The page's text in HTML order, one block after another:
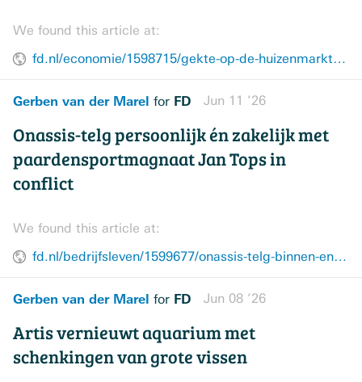
We found this article at:
fd.nl/economie/1598715/gekte-op-de-huizenmarkt-gaat-voorbij-aan-het-duurste-segment
Gerben van der Marel for FD Jun 11 ’26
Onassis-telg persoonlijk én zakelijk met
paardensportmagnaat Jan Tops in
conflict
We found this article at:
fd.nl/bedrijfsleven/1599677/onassis-telg-binnen-en-buiten-bedrijf-in-conflict-met-paardensportmagnaat-jan-tops
Gerben van der Marel for FD Jun 08 ’26
Artis vernieuwt aquarium met
schenkingen van grote vissen